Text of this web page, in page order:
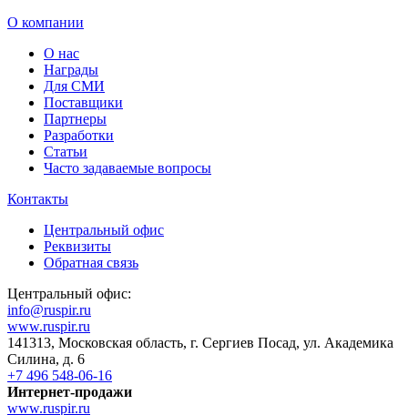
О компании
О нас
Награды
Для СМИ
Поставщики
Партнеры
Разработки
Статьи
Часто задаваемые вопросы
Контакты
Центральный офис
Реквизиты
Обратная связь
Центральный офис:
info@ruspir.ru
www.ruspir.ru
141313, Московская область, г. Сергиев Посад, ул. Академика
Силина, д. 6
+7 496 548-06-16
Интернет-продажи
www.ruspir.ru